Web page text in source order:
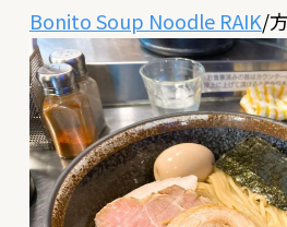
Bonito Soup Noodle RAIK/